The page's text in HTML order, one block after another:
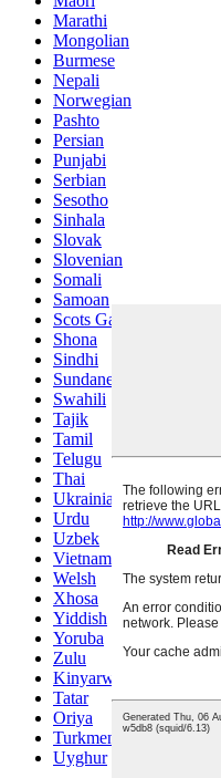
Marathi
Mongolian
Burmese
Nepali
Norwegian
Pashto
Persian
Punjabi
Serbian
Sesotho
Sinhala
Slovak
Slovenian
Somali
Samoan
Scots Gaelic
Shona
Sindhi
Sundanese
Swahili
Tajik
Tamil
Telugu
Thai
Ukrainian
Urdu
Uzbek
Vietnamese
Welsh
Xhosa
Yiddish
Yoruba
Zulu
Kinyarwanda
Tatar
Oriya
Turkmen
Uyghur